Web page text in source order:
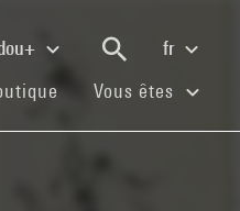
fr
(current)Vous êtes